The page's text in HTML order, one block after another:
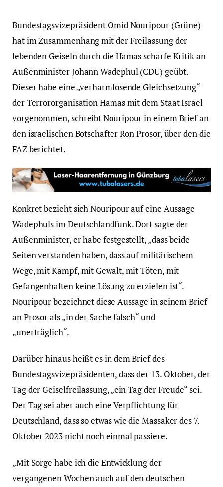
Bundestagsvizepräsident Omid Nouripour (Grüne)
hat im Zusammenhang mit der Freilassung der
lebenden Geiseln durch die Hamas scharfe Kritik an
Außenminister Johann Wadephul (CDU) geübt.
Dieser habe eine „verharmlosende Gleichsetzung“
der Terrororganisation Hamas mit dem Staat Israel
vorgenommen, schreibt Nouripour in einem Brief an
den israelischen Botschafter Ron Prosor, über den die
FAZ berichtet.
Konkret bezieht sich Nouripour auf eine Aussage
Wadephuls im Deutschlandfunk. Dort sagte der
Außenminister, er habe festgestellt, „dass beide
Seiten verstanden haben, dass auf militärischem
Wege, mit Kampf, mit Gewalt, mit Töten, mit
Gefangenhalten keine Lösung zu erzielen ist“.
Nouripour bezeichnet diese Aussage in seinem Brief
an Prosor als „in der Sache falsch“ und
„unerträglich“.
Darüber hinaus heißt es in dem Brief des
Bundestagsvizepräsidenten, dass der 13. Oktober, der
Tag der Geiselfreilassung, „ein Tag der Freude“ sei.
Der Tag sei aber auch eine Verpflichtung für
Deutschland, dass so etwas wie die Massaker des 7.
Oktober 2023 nicht noch einmal passiere.
„Mit Sorge habe ich die Entwicklung der
vergangenen Wochen auch auf den deutschen